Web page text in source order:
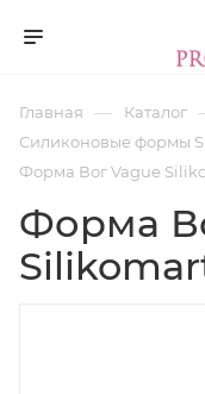
Главная — Каталог
Силиконовые формы
Форма Вог Vague
Форма